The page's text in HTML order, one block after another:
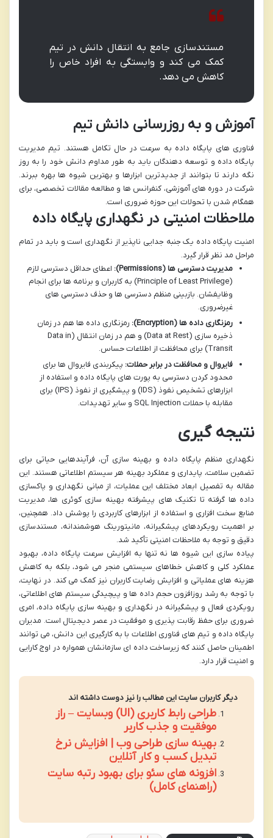
مستندسازی جامع به انتقال دانش در تیم
کمک می کند و وابستگی به افراد خاص را
کاهش می دهد.
آموزش و به روزرسانی دانش تیم
فناوری های پایگاه داده به سرعت در حال تکامل هستند. تیم مدیریت
پایگاه داده و توسعه دهندگان باید به طور مداوم دانش خود را به روز
نگه دارند تا بتوانند از جدیدترین ابزارها و بهترین شیوه ها بهره ببرند.
شرکت در دوره های آموزشی، کنفرانس ها و مطالعه مقالات تخصصی، برای
همگام شدن با تحولات این حوزه ضروری است.
ملاحظات امنیتی در نگهداری پایگاه داده
امنیت پایگاه داده یک جنبه جدایی ناپذیر از نگهداری است و باید در تمام
مراحل مد نظر قرار گیرد.
مدیریت دسترسی ها (Permissions):
اعطای حداقل دسترسی لازم
(Principle of Least Privilege) به کاربران و برنامه ها برای انجام
وظایفشان. بازبینی منظم دسترسی ها و حذف دسترسی های
غیرضروری.
رمزنگاری داده ها (Encryption):
رمزنگاری داده ها هم در زمان
ذخیره سازی (Data at Rest) و هم در زمان انتقال (Data in
Transit) برای محافظت از اطلاعات حساس.
فایروال و محافظت در برابر حملات: پیکربندی فایروال ها برای
محدود کردن دسترسی به پورت های پایگاه داده و استفاده از
ابزارهای تشخیص نفوذ (IDS) و پیشگیری از نفوذ (IPS) برای
مقابله با حملات SQL Injection و سایر تهدیدات.
نتیجه گیری
نگهداری منظم پایگاه داده و بهینه سازی آن، فرآیندهایی حیاتی برای
تضمین سلامت، پایداری و عملکرد بهینه هر سیستم اطلاعاتی هستند. این
مقاله به تفصیل ابعاد مختلف این عملیات، از مبانی نگهداری و پاکسازی
داده ها گرفته تا تکنیک های پیشرفته بهینه سازی کوئری ها، مدیریت
منابع سخت افزاری و استفاده از ابزارهای کاربردی را پوشش داد. همچنین،
بر اهمیت رویکردهای پیشگیرانه، مانیتورینگ هوشمندانه، مستندسازی
دقیق و توجه به ملاحظات امنیتی تأکید شد.
پیاده سازی این شیوه ها نه تنها به افزایش سرعت پایگاه داده، بهبود
عملکرد کلی و کاهش خطاهای سیستمی منجر می شود، بلکه به کاهش
هزینه های عملیاتی و افزایش رضایت کاربران نیز کمک می کند. در نهایت،
با توجه به رشد روزافزون حجم داده ها و پیچیدگی سیستم های اطلاعاتی،
رویکردی فعال و پیشگیرانه در نگهداری و بهینه سازی پایگاه داده، امری
ضروری برای حفظ رقابت پذیری و موفقیت در عصر دیجیتال است. مدیران
پایگاه داده و تیم های فناوری اطلاعات با به کارگیری این دانش، می توانند
اطمینان حاصل کنند که زیرساخت داده ای سازمانشان همواره در اوج کارایی
و امنیت قرار دارد.
دیگر کاربران سایت این مطالب را نیز دوست داشته اند
طراحی رابط کاربری (UI) وبسایت – راز
موفقیت و جذب کاربر
بهینه سازی طراحی وب | افزایش نرخ
تبدیل کسب و کار آنلاین
افزونه های سئو برای بهبود رتبه سایت
(راهنمای کامل)